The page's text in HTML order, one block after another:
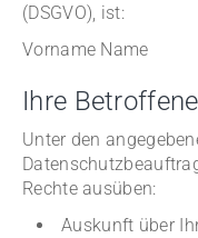
(DSGVO), ist:
Vorname Name
Ihre
Unter den
Rechte ausüben:
Auskunft über